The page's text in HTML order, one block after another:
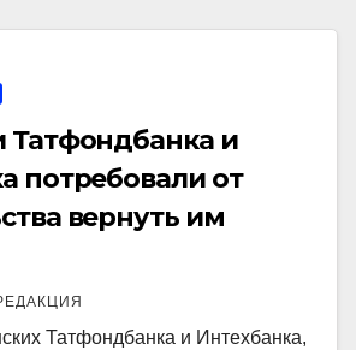
Татфондбанка и
потребовали от
вернуть им
Татфондбанка и Интехбанка,